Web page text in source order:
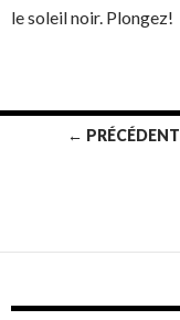
le soleil noir. Plongez!
articles
← PRÉCÉDENT